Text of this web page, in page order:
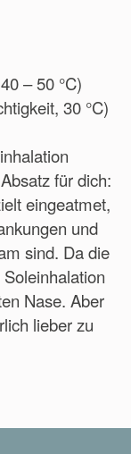
– 50 °C)
30 °C)
für dich:
eingeatmet,
und
sind. Da die
Nase. Aber
lieber zu